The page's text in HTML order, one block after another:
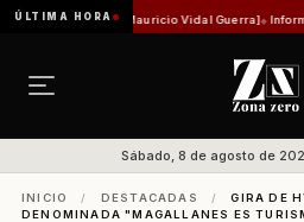
ÚLTIMA HORA
[Por Mauricio Vidal Guerra] Informe
Sábado, 8 de agosto de
INICIO / DESTACADAS /
GIRA DE
DENOMINADA "MAGALLANES ES